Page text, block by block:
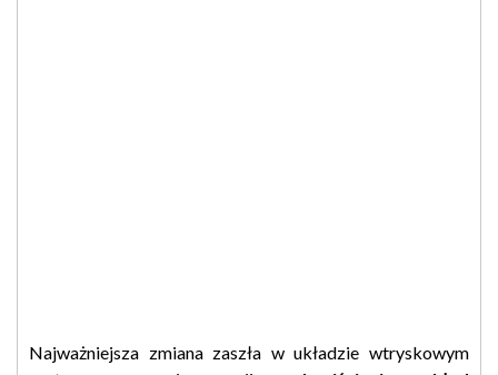
Najważniejsza zmiana zaszła w układzie wtryskowym